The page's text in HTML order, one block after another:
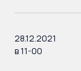
28.12.2021
в 11-00